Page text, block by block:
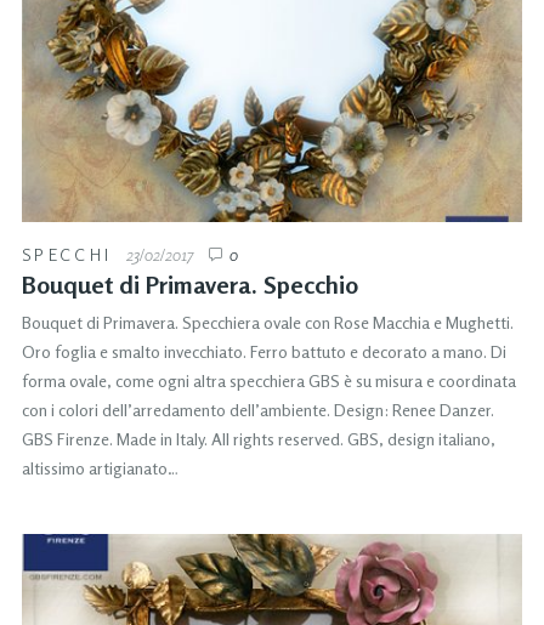
SPECCHI 23/02/2017 0
Bouquet di Primavera. Specchio
Bouquet di Primavera. Specchiera ovale con Rose Macchia e Mughetti.
Oro foglia e smalto invecchiato. Ferro battuto e decorato a mano. Di
forma ovale, come ogni altra specchiera GBS è su misura e coordinata
con i colori dell’arredamento dell’ambiente. Design: Renee Danzer.
GBS Firenze. Made in Italy. All rights reserved. GBS, design italiano,
altissimo artigianato…